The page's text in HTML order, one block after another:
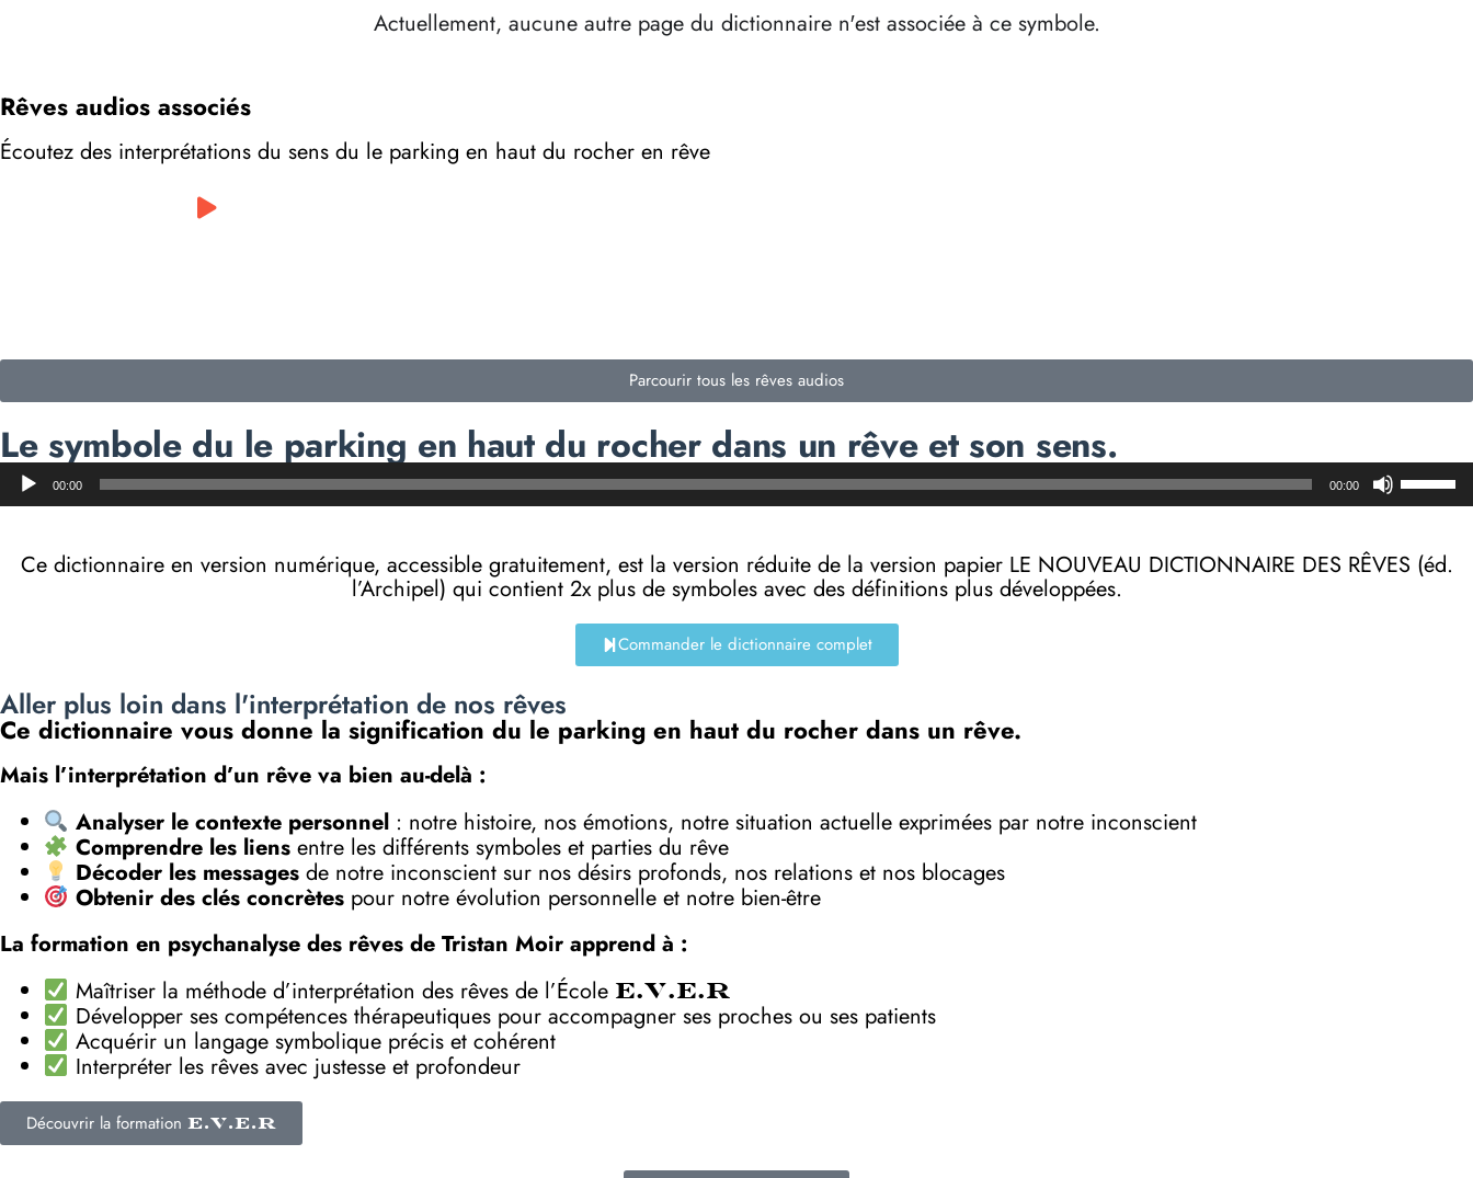
Actuellement, aucune autre page du dictionnaire n'est associée à ce symbole.
Rêves audios associés
Écoutez des interprétations du sens du le parking en haut du rocher en rêve
Parcourir tous les rêves audios
Le symbole du le parking en haut du rocher dans un rêve et son sens.
Lecteur
audio00:00 00:00
haut/
pour
Ce dictionnaire en version numérique, accessible gratuitement, est la version réduite de la version papier LE NOUVEAU DICTIONNAIRE DES RÊVES (éd.
l’Archipel) qui contient 2x plus de symboles avec des définitions plus développées.
Commander le dictionnaire complet
Aller plus loin dans l'interprétation de nos rêves
Ce dictionnaire vous donne la signification du le parking en haut du rocher dans un rêve.
Mais l’interprétation d’un rêve va bien au-delà :
Analyser le contexte personnel: notre histoire, nos émotions, notre situation actuelle exprimées par notre inconscient
Comprendre les liensentre les différents symboles et parties du rêve
Décoder les messagesde notre inconscient sur nos désirs profonds, nos relations et nos blocages
Obtenir des clés concrètespour notre évolution personnelle et notre bien-être
La formation en psychanalyse des rêves de Tristan Moir apprend à :
Maîtriser la méthode d’interprétation des rêves de l’École E.V.E.R
Développer ses compétences thérapeutiques pour accompagner ses proches ou ses patients
Acquérir un langage symbolique précis et cohérent
Interpréter les rêves avec justesse et profondeur
Découvrir la formation E.V.E.R